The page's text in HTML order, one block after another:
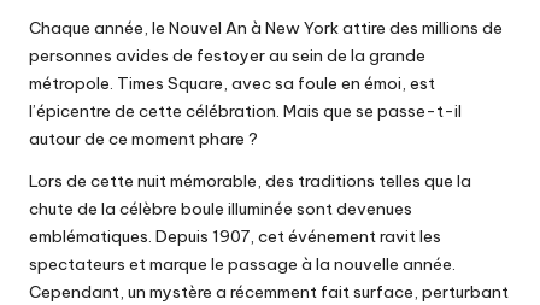
Chaque année, le Nouvel An à New York attire des millions de
personnes avides de festoyer au sein de la grande
métropole. Times Square, avec sa foule en émoi, est
l’épicentre de cette célébration. Mais que se passe-t-il
autour de ce moment phare ?
Lors de cette nuit mémorable, des traditions telles que la
chute de la célèbre boule illuminée sont devenues
emblématiques. Depuis 1907, cet événement ravit les
spectateurs et marque le passage à la nouvelle année.
Cependant, un mystère a récemment fait surface, perturbant